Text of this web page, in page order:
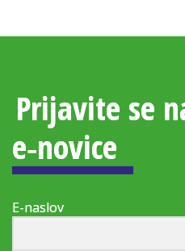
Prijavite se
e‑novice
E-naslov